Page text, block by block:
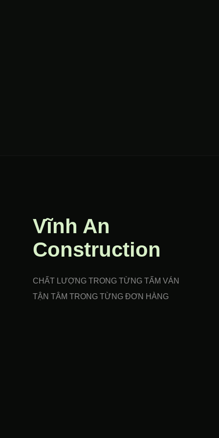
Vĩnh An
Construction
CHẤT LƯỢNG TRONG TỪNG TẤM VÁN
TẬN TÂM TRONG TỪNG ĐƠN HÀNG